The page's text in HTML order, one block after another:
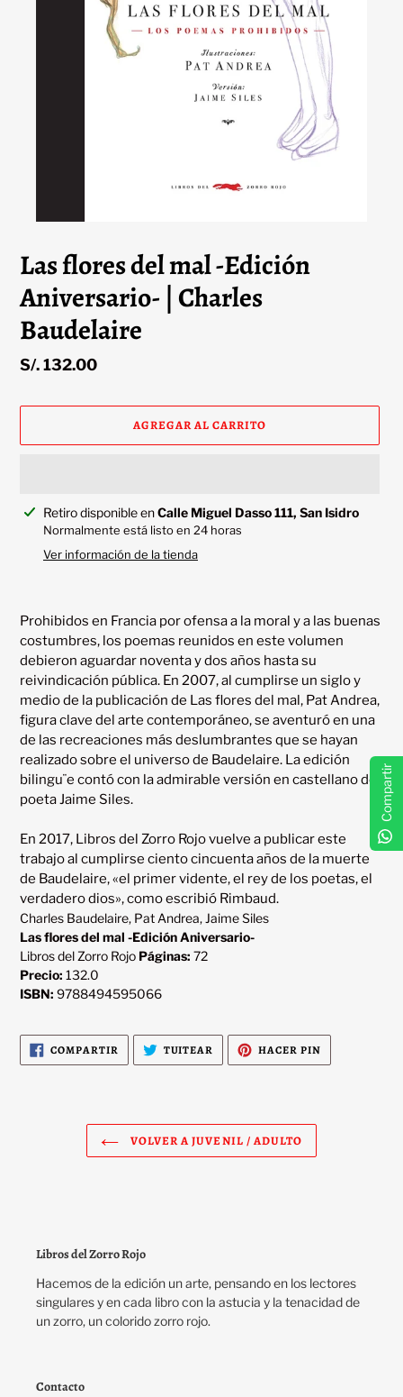
Las flores del mal -Edición
Aniversario- | Charles
Baudelaire
Precio
S/. 132.00
AGREGAR AL CARRITO
Agregando
producto
Retiro disponible enCalle Miguel Dasso 111, San Isidro
Normalmente está listo en 24 horas
Ver información de la tienda
Prohibidos en Francia por ofensa a la moral y a las buenas
costumbres, los poemas reunidos en este volumen
debieron aguardar noventa y dos años hasta su
reivindicación pública. En 2007, al cumplirse un siglo y
medio de la publicación de Las flores del mal, Pat Andrea,
figura clave del arte contemporáneo, se aventuró en una
de las recreaciones más deslumbrantes que se hayan
realizado sobre el universo de Baudelaire. La edición
bilingu¨e contó con la admirable versión en castellano del
poeta Jaime Siles.
En 2017, Libros del Zorro Rojo vuelve a publicar este
trabajo al cumplirse ciento cincuenta años de la muerte
de Baudelaire, «el primer vidente, el rey de los poetas, el
Charles Baudelaire, Pat Andrea, Jaime Siles
Las flores del mal -Edición Aniversario-
Libros del Zorro Rojo Páginas: 72
Precio: 132.0
ISBN: 9788494595066
COMPARTIR COMPARTIR
EN
FACEBOOK
TUITEAR TUITEAR
TWITTER
HACER PINPINEAR
PINTEREST
VOLVER A JUVENIL / ADULTO
Libros del Zorro Rojo
Hacemos de la edición un arte, pensando en los lectores
singulares y en cada libro con la astucia y la tenacidad de
un zorro, un colorido zorro rojo.
Contacto
Compartir